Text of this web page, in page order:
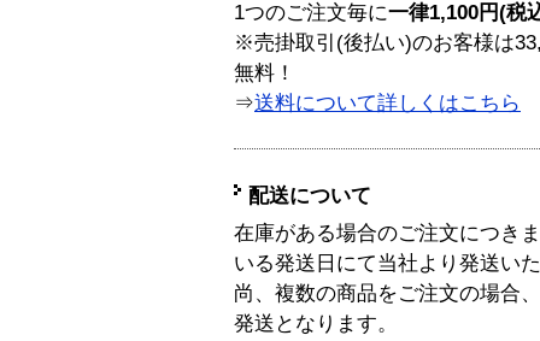
1つのご注文毎に一律1,100円(税
※売掛取引(後払い)のお客様は
無料！
⇒送料について詳しくはこちら
配送について
在庫がある場合のご注文につき
いる発送日にて当社より発送い
尚、複数の商品をご注文の場合
発送となります。